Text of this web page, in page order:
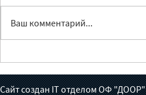
на себя борьбу с
Ваш комментарий...
Сайт создан IT отделом ОФ "ДООР"